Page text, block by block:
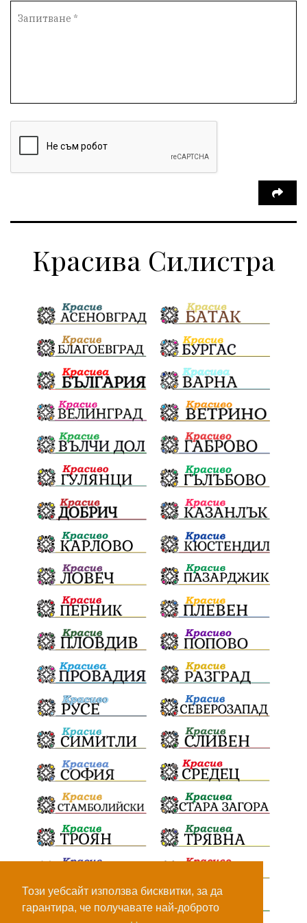
Този уебсайт използва бисквитки, за да
гарантира, че получавате най-доброто
Красива Силистра